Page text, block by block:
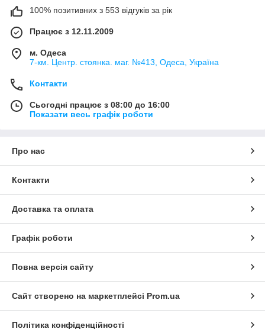
100% позитивних з 553 відгуків за рік
Працює з 12.11.2009
м. Одеса
7-км. Центр. стоянка. маг. №413, Одеса, Україна
Контакти
Сьогодні працює з 08:00 до 16:00
Показати весь графік роботи
Про нас
Контакти
Доставка та оплата
Графік роботи
Повна версія сайту
Сайт створено на маркетплейсі Prom.ua
Політика конфіденційності